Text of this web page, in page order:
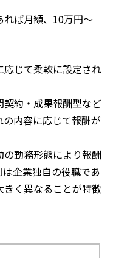
ば月額、10万円～
じて柔軟に設定され
約・成果報酬型など
内容に応じて報酬が
勤務形態により報酬
企業独自の役職であ
く異なることが特徴